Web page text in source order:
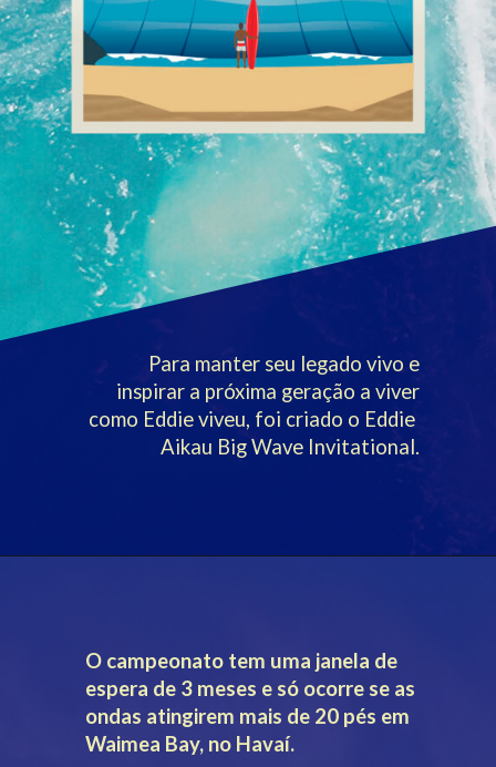
Para manter seu legado vivo e
inspirar a próxima geração a viver
como Eddie viveu, foi criado o Eddie
Aikau Big Wave Invitational.
O campeonato tem uma janela de
espera de 3 meses e só ocorre se as
ondas atingirem mais de 20 pés em
Waimea Bay, no Havaí.